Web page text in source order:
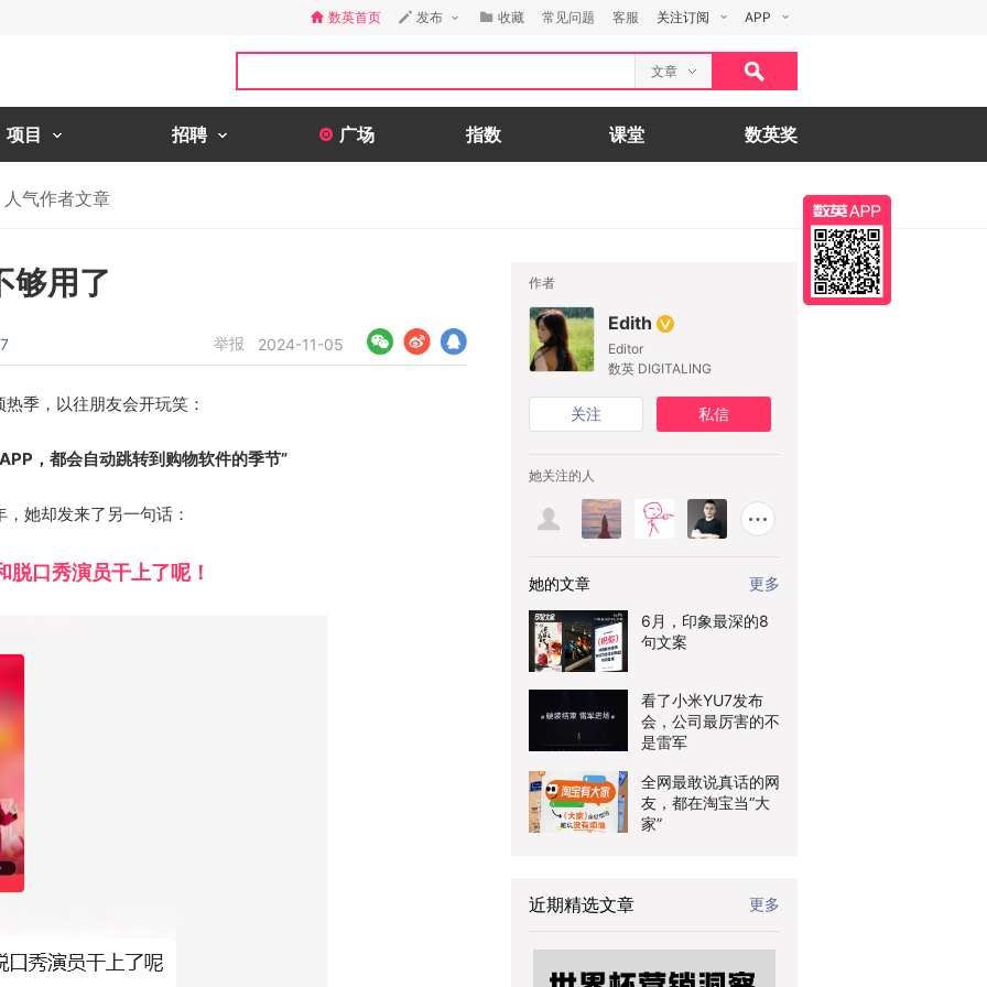
数英首页 发布 收藏 常见问题 客服 关注订阅 APP
文章
项目 招聘 广场 指数 课堂 数英奖
人气作者文章
够用了
7 举报 2024-11-05
热季，以往朋友会开玩笑：
，都会自动跳转到购物软件的季节”
，她却发来了另一句话：
脱口秀演员干上了呢！
作者
Edith
Editor
数英 DIGITALING
关注 私信
她关注的人
她的文章 更多
6月，印象最深的8
句文案
看了小米YU7发布
会，公司最厉害的不
是雷军
全网最敢说真话的网
友，都在淘宝当“大
家”
近期精选文章 更多